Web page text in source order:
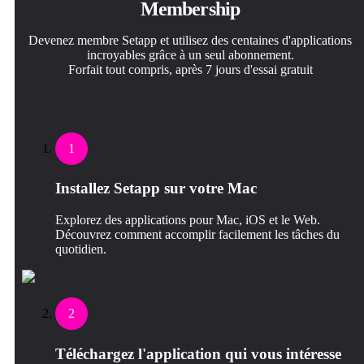
Membership
Devenez membre Setapp et utilisez des centaines d'applications
incroyables grâce à un seul abonnement.
Forfait tout compris, après 7 jours d'essai gratuit
1
Installez Setapp sur votre Mac
Explorez des applications pour Mac, iOS et le Web.
Découvrez comment accomplir facilement les tâches du
quotidien.
2
Téléchargez l'application qui vous intéresse